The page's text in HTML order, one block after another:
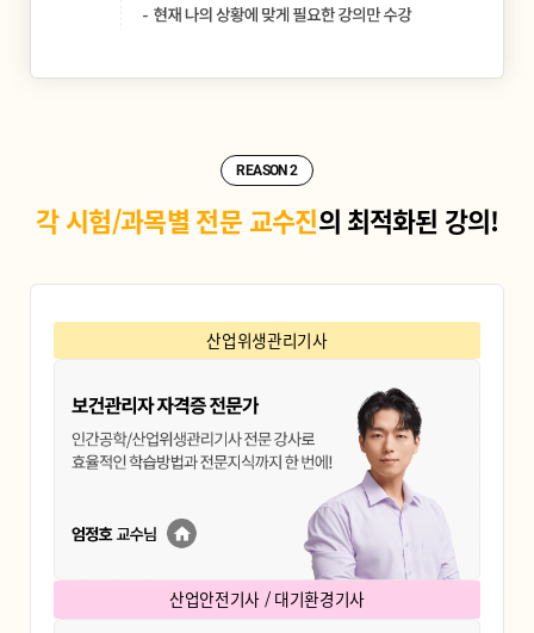
REASON 2
각 시험/과목별 전문 교수진의 최적화된 강의!
산업위생관리기사
산업안전기사 / 대기환경기사